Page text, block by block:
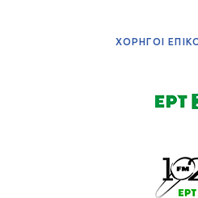
ΧΟΡΗΓΟΙ